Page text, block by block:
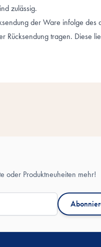
zulässig.
der Ware infolge des
Rücksendung tragen. Diese
oder Produktneuheiten mehr!